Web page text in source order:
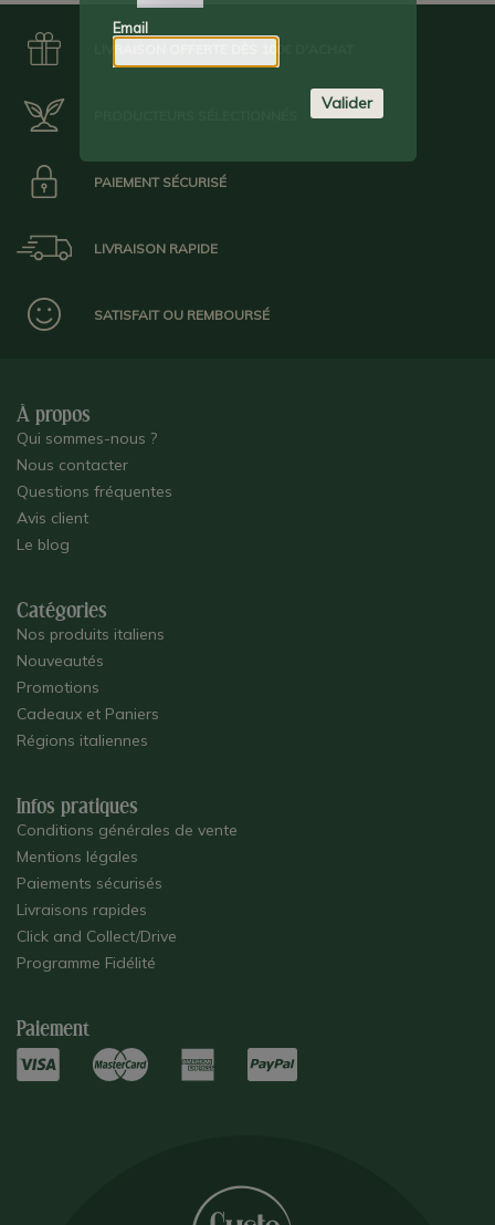
PAIEMENT SÉCURISÉ
LIVRAISON RAPIDE
SATISFAIT OU REMBOURSÉ
À propos
Qui sommes-nous ?
Nous contacter
Questions fréquentes
Avis client
Le blog
Catégories
Nos produits italiens
Nouveautés
Promotions
Cadeaux et Paniers
Régions italiennes
Infos pratiques
Conditions générales de vente
Mentions légales
Paiements sécurisés
Livraisons rapides
Click and Collect/Drive
Programme Fidélité
Paiement
Email
Valider